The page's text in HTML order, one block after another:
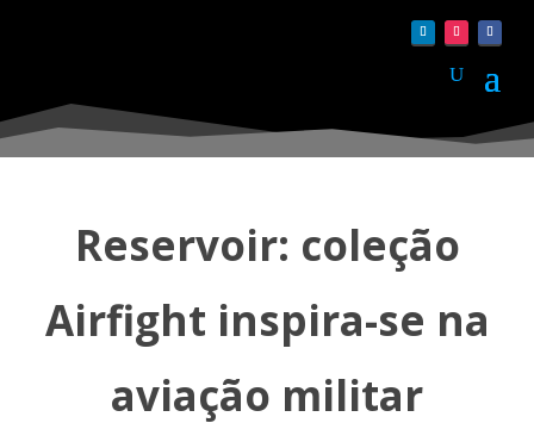
Reservoir: coleção
Airfight inspira-se na
aviação militar